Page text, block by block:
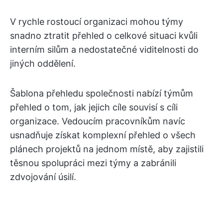
V rychle rostoucí organizaci mohou týmy
snadno ztratit přehled o celkové situaci kvůli
interním silům a nedostatečné viditelnosti do
jiných oddělení.
Šablona přehledu společnosti nabízí týmům
přehled o tom, jak jejich cíle souvisí s cíli
organizace. Vedoucím pracovníkům navíc
usnadňuje získat komplexní přehled o všech
plánech projektů na jednom místě, aby zajistili
těsnou spolupráci mezi týmy a zabránili
zdvojování úsilí.